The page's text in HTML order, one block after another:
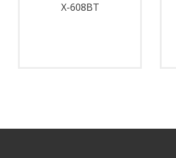
X-608BT